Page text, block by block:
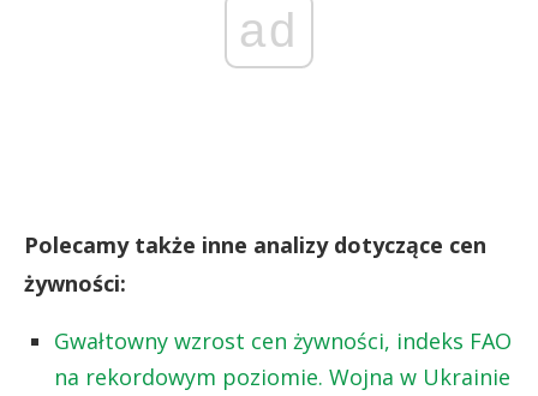
ad
Polecamy także inne analizy dotyczące cen
żywności:
Gwałtowny wzrost cen żywności, indeks FAO
na rekordowym poziomie. Wojna w Ukrainie